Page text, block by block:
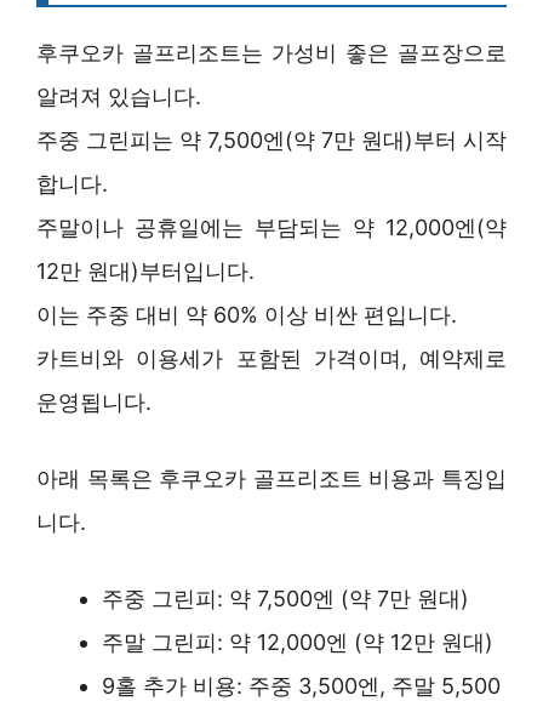
후쿠오카 골프리조트는 가성비 좋은 골프장으로
알려져 있습니다.
주중 그린피는 약 7,500엔(약 7만 원대)부터 시작
합니다.
주말이나 공휴일에는 부담되는 약 12,000엔(약
12만 원대)부터입니다.
이는 주중 대비 약 60% 이상 비싼 편입니다.
카트비와 이용세가 포함된 가격이며, 예약제로
운영됩니다.
아래 목록은 후쿠오카 골프리조트 비용과 특징입
니다.
주중 그린피: 약 7,500엔 (약 7만 원대)
주말 그린피: 약 12,000엔 (약 12만 원대)
9홀 추가 비용: 주중 3,500엔, 주말 5,500